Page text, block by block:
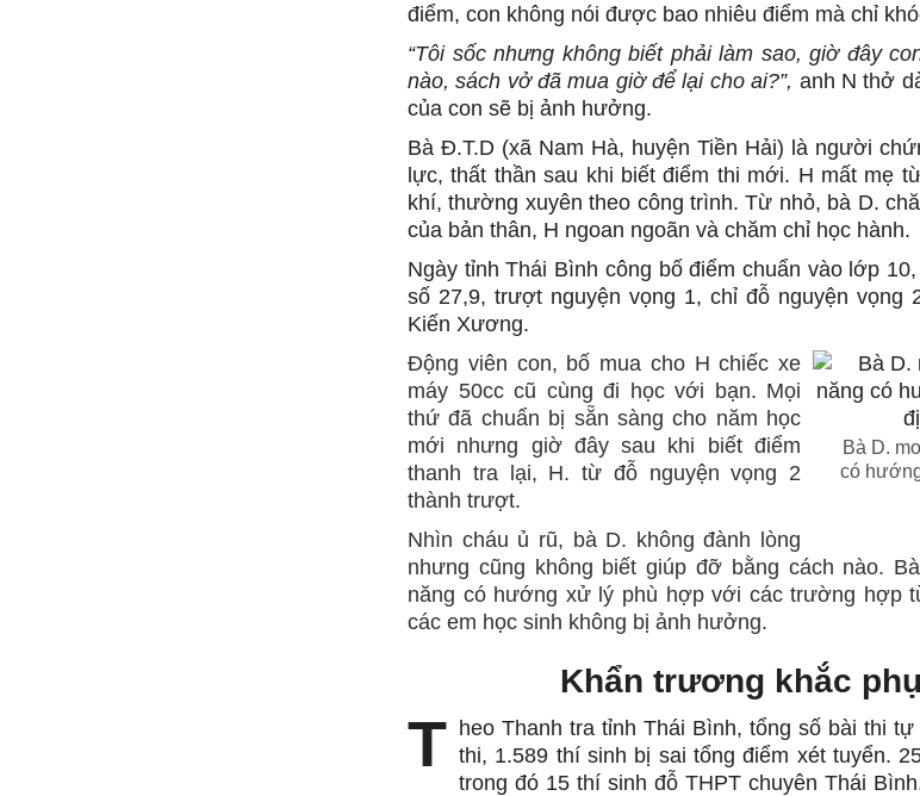
điểm, con không nói được bao nhiêu điểm mà chỉ
“Tôi sốc nhưng không biết phải làm sao, giờ đây
nào, sách vở đã mua giờ để lại cho ai?”, anh N thở
của con sẽ bị ảnh hưởng.
Bà Đ.T.D (xã Nam Hà, huyện Tiền Hải) là người
lực, thất thần sau khi biết điểm thi mới. H mất mẹ
khí, thường xuyên theo công trình. Từ nhỏ, bà D.
của bản thân, H ngoan ngoãn và chăm chỉ học hành.
Ngày tỉnh Thái Bình công bố điểm chuẩn vào lớp
số 27,9, trượt nguyện vọng 1, chỉ đỗ nguyện vọng
Kiến Xương.
Bà D.
có
Động viên con, bố mua cho H chiếc xe
máy 50cc cũ cùng đi học với bạn. Mọi
thứ đã chuẩn bị sẵn sàng cho năm học
mới nhưng giờ đây sau khi biết điểm
thanh tra lại, H. từ đỗ nguyện vọng 2
thành trượt.
Nhìn cháu ủ rũ, bà D. không đành lòng
nhưng cũng không biết giúp đỡ bằng cách nào.
năng có hướng xử lý phù hợp với các trường hợp
các em học sinh không bị ảnh hưởng.
Khẩn trương khắc
T heo Thanh tra tỉnh Thái Bình, tổng số bài thi
thi, 1.589 thí sinh bị sai tổng điểm xét tuyển.
trong đó 15 thí sinh đỗ THPT chuyên Thái